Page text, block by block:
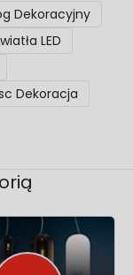
Dekoracyjny
LED
Dekoracja